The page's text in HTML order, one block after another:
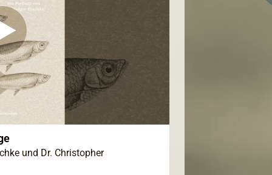
und Dr. Christopher